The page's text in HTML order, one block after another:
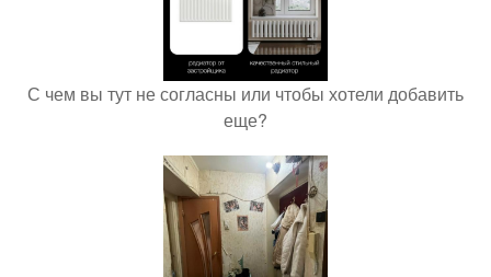
С чем вы тут не согласны или чтобы хотели добавить
еще?